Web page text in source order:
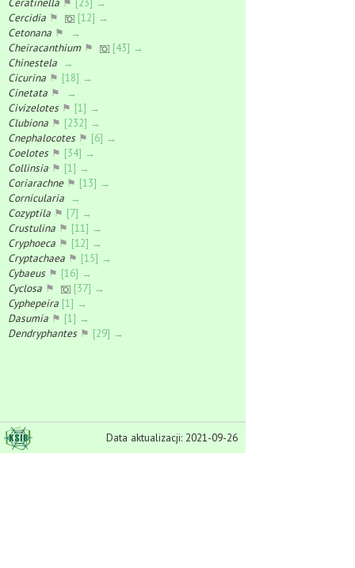
Cercidia ⚑
[12] →
Cetonana ⚑
→
Cheiracanthium ⚑
[43] →
Chinestela →
Cicurina ⚑ [18] →
Cinetata ⚑
→
Civizelotes⚑ [1] →
Clubiona ⚑ [232] →
Cnephalocotes⚑ [6] →
Coelotes⚑ [34] →
Collinsia ⚑ [1] →
Coriarachne⚑ [13] →
Cornicularia →
Cozyptila ⚑ [7] →
Crustulina ⚑ [11] →
Cryphoeca ⚑ [12] →
Cryptachaea ⚑ [15] →
Cybaeus⚑ [16] →
Cyclosa ⚑
[37] →
Cyphepeira [1] →
Dasumia ⚑ [1] →
Dendryphantes⚑ [29] →
Diplostyla⚑ [14] →
Dipoena
Dismodicus⚑ [17] →
Data aktualizacji: 2021-09-26